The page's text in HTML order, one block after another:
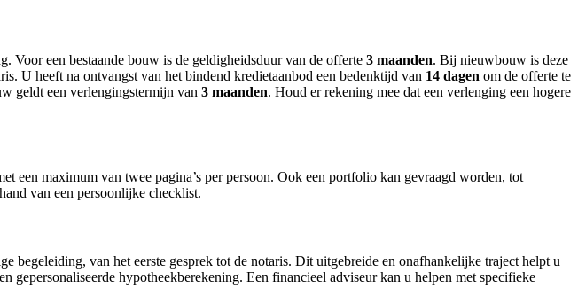
een bestaande bouw is de geldigheidsduur van de offerte 3 maanden. Bij nieuwbouw is deze
U heeft na ontvangst van het bindend kredietaanbod een bedenktijd van 14 dagen om de offerte te
geldt een verlengingstermijn van 3 maanden. Houd er rekening mee dat een verlenging een hogere
een maximum van twee pagina’s per persoon. Ook een portfolio kan gevraagd worden, tot
van een persoonlijke checklist.
van het eerste gesprek tot de notaris. Dit uitgebreide en onafhankelijke traject helpt u
gepersonaliseerde hypotheekberekening. Een financieel adviseur kan u helpen met specifieke